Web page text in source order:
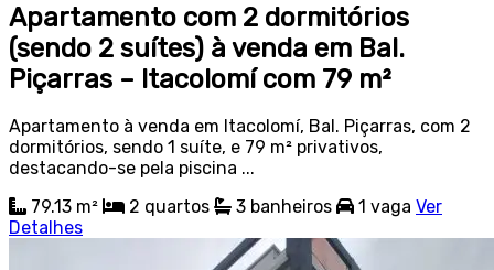
Apartamento com 2 dormitórios
(sendo 2 suítes) à venda em Bal.
Piçarras – Itacolomí com 79 m²
Apartamento à venda em Itacolomí, Bal. Piçarras, com 2
dormitórios, sendo 1 suíte, e 79 m² privativos,
destacando-se pela piscina ...
79.13 m²
2 quartos 3 banheiros 1 vaga Ver
Detalhes